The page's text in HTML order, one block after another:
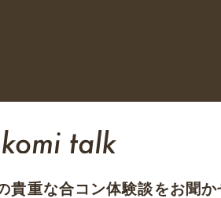
貴重な合コン体験談をお聞か